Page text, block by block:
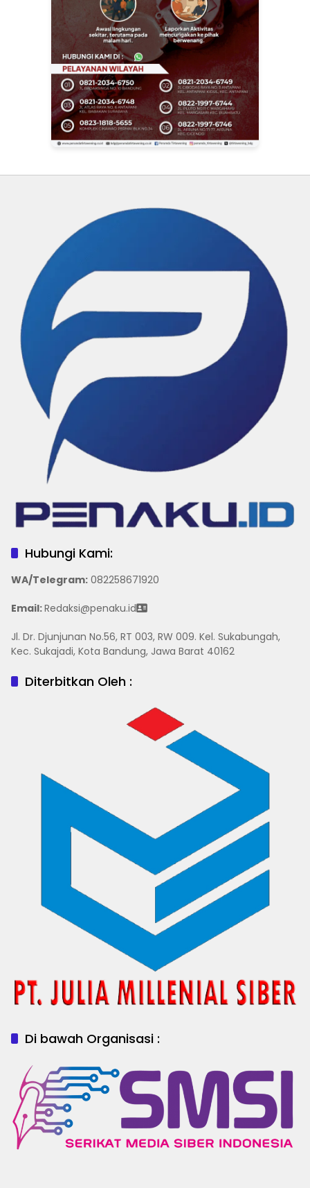
Hubungi Kami:
WA/Telegram: 082258671920
Email:Redaksi@penaku.id
Jl. Dr. Djunjunan No.56, RT 003, RW 009. Kel. Sukabungah,
Kec. Sukajadi, Kota Bandung, Jawa Barat 40162
Diterbitkan Oleh :
Di bawah Organisasi :